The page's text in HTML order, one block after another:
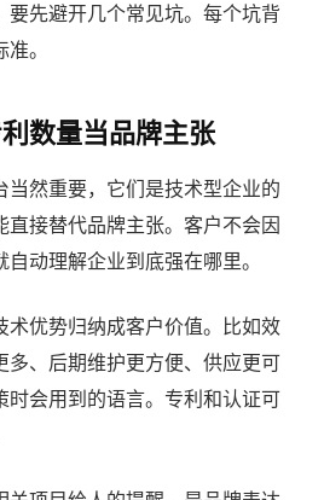
要先避开几个常见坑。每个坑背
。
数量当品牌主张
当然重要，它们是技术型企业的
直接替代品牌主张。客户不会因
动理解企业到底强在哪里。
术优势归纳成客户价值。比如效
多、后期维护更方便、供应更可
时会用到的语言。专利和认证可